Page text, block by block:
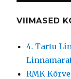
VIIMASED
4. Tartu
RMK